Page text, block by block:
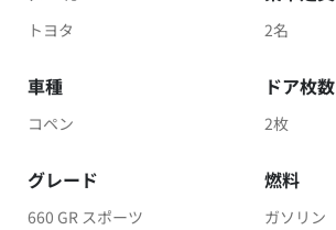
トヨタ 2名
車種
コペン
ドア枚数
2枚
グレード
660 GR スポーツ
燃料
ガソリン